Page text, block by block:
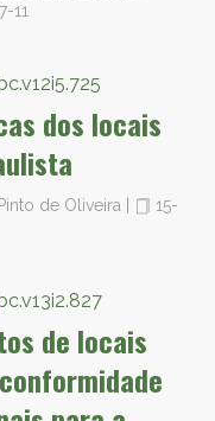
7-11
dos locais
de Oliveira
15-
de locais